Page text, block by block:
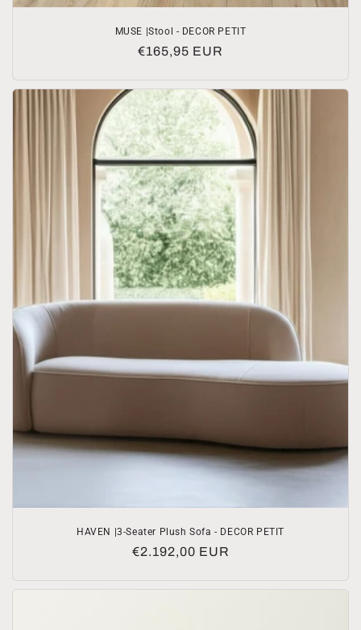
MUSE |Stool - DECOR PETIT
Normale
€165,95 EUR
HAVEN |3-Seater Plush Sofa - DECOR PETIT
Normale
€2.192,00 EUR